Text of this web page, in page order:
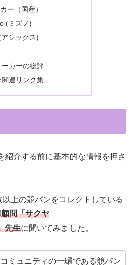
ー（国産）
(ミズノ)
シックス)
ーカーの総評
連リンク集
紹介する前に基本的な情報を押さ
上の競パンをコレクトしている
問「サクヤ
先生に聞いてみました。
ミュニティの一環である競パン